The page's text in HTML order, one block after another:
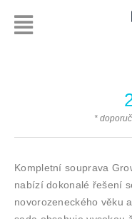
*
Kompletní souprava
nabízí dokonalé řešení
novorozeneckého věku